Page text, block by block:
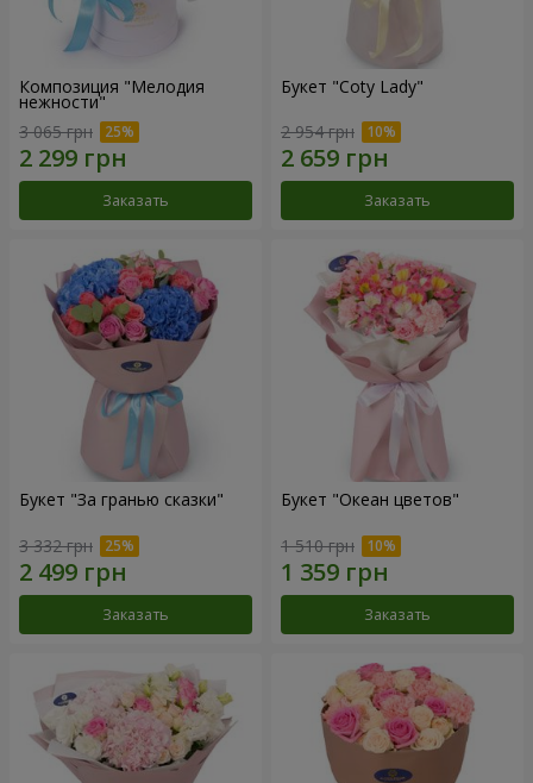
Композиция "Мелодия
нежности"
3 065 грн
Заказать
Букет "Coty Lady"
2 954 грн
Заказать
Букет "За гранью сказки"
3 332 грн
Заказать
Букет "Океан цветов"
1 510 грн
Заказать